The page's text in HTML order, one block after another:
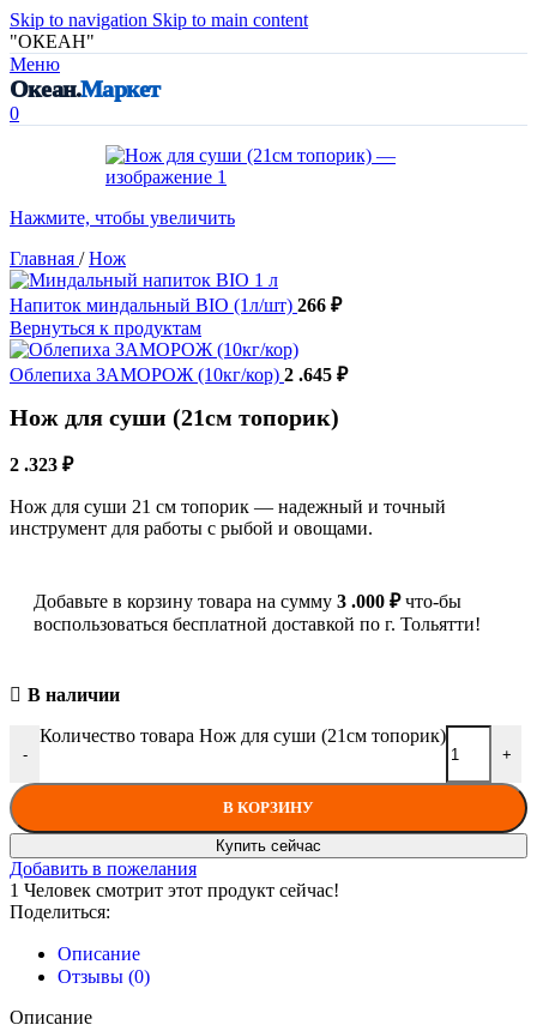
Skip to navigation Skip to main content
"ОКЕАН"
Меню
Океан.Маркет
0
Нажмите, чтобы увеличить
Главная / Нож
Напиток миндальный BIO (1л/шт) 266 ₽
Вернуться к продуктам
Облепиха ЗАМОРОЖ (10кг/кор) 2 .645 ₽
Нож для суши (21см топорик)
2 .323 ₽
Нож для суши 21 см топорик — надежный и точный
инструмент для работы с рыбой и овощами.
Добавьте в корзину товара на сумму 3 .000 ₽что-бы
воспользоваться бесплатной доставкой по г. Тольятти!
В наличии
-
Количество товара Нож для суши (21см топорик)
+
В КОРЗИНУ
Купить сейчас
Добавить в пожелания
1 Человек смотрит этот продукт сейчас!
Поделиться:
Описание
Отзывы (0)
Описание